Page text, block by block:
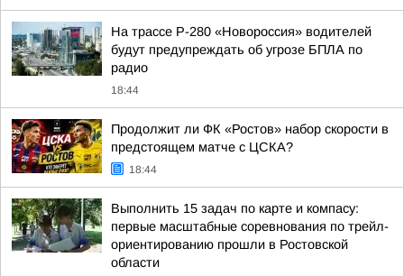
На трассе Р-280 «Новороссия» водителей
будут предупреждать об угрозе БПЛА по
радио
18:44
Продолжит ли ФК «Ростов» набор скорости в
предстоящем матче с ЦСКА?
18:44
Выполнить 15 задач по карте и компасу:
первые масштабные соревнования по трейл-
ориентированию прошли в Ростовской
области